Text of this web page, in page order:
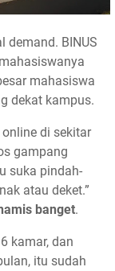
demand. BINUS
mahasiswa
dekat kampus.
di sekitar
gampang
suka pindah-
atau deket.”
banget.
kamar, dan
itu sudah